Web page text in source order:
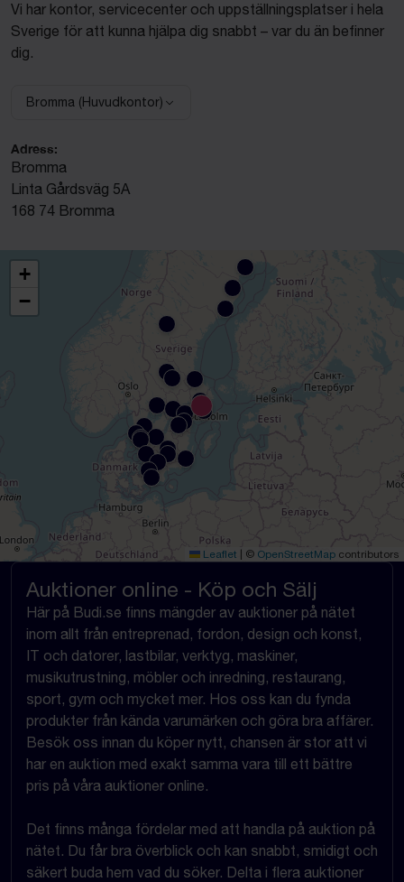
Vi har kontor, servicecenter och uppställningsplatser i hela
Sverige för att kunna hjälpa dig snabbt – var du än befinner
dig.
Välj anläggning:
Bromma (Huvudkontor)
Adress:
Bromma
Linta Gårdsväg 5A
168 74 Bromma
+
−
Leaflet © OpenStreetMap contributors
Auktioner online - Köp och Sälj
Här på Budi.se finns mängder av auktioner på nätet
inom allt från entreprenad, fordon, design och konst,
IT och datorer, lastbilar, verktyg, maskiner,
musikutrustning, möbler och inredning, restaurang,
sport, gym och mycket mer. Hos oss kan du fynda
produkter från kända varumärken och göra bra affärer.
Besök oss innan du köper nytt, chansen är stor att vi
har en auktion med exakt samma vara till ett bättre
pris på våra auktioner online.
Det finns många fördelar med att handla på auktion på
nätet. Du får bra överblick och kan snabbt, smidigt och
säkert buda hem vad du söker. Delta i flera auktioner